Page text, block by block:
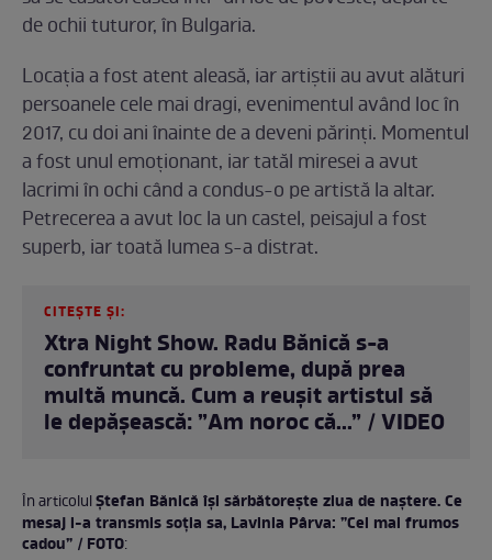
de ochii tuturor, în Bulgaria.
Locația a fost atent aleasă, iar artiștii au avut alături
persoanele cele mai dragi, evenimentul având loc în
2017, cu doi ani înainte de a deveni părinți. Momentul
a fost unul emoționant, iar tatăl miresei a avut
lacrimi în ochi când a condus-o pe artistă la altar.
Petrecerea a avut loc la un castel, peisajul a fost
superb, iar toată lumea s-a distrat.
CITEȘTE ȘI:
Xtra Night Show. Radu Bănică s-a
confruntat cu probleme, după prea
multă muncă. Cum a reușit artistul să
le depășească: ”Am noroc că...” / VIDEO
În articolulȘtefan Bănică își sărbătorește ziua de naștere. Ce
mesaj i-a transmis soția sa, Lavinia Pârva: ”Cel mai frumos
cadou” / FOTO: